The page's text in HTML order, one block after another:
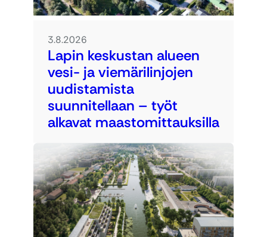
3.8.2026
Lapin keskustan alueen
vesi- ja viemärilinjojen
uudistamista
suunnitellaan – työt
alkavat maastomittauksilla